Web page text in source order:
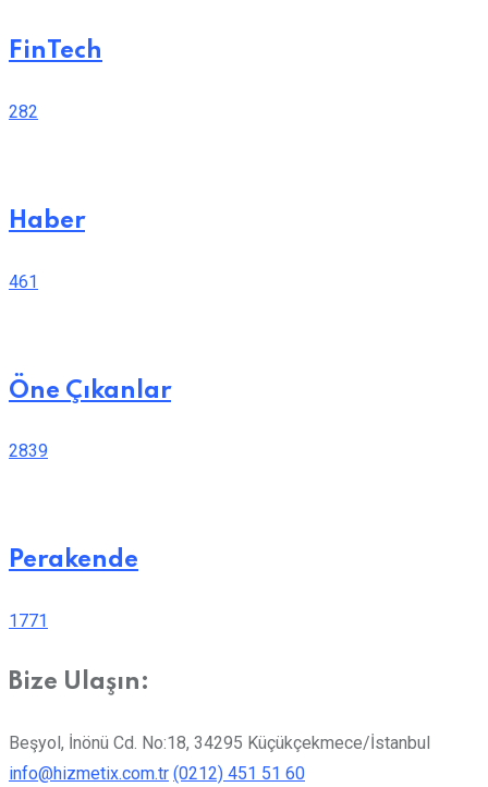
FinTech
282
Haber
461
Öne Çıkanlar
2839
Perakende
1771
Bize Ulaşın:
Beşyol, İnönü Cd. No:18, 34295 Küçükçekmece/İstanbul
info@hizmetix.com.tr (0212) 451 51 60